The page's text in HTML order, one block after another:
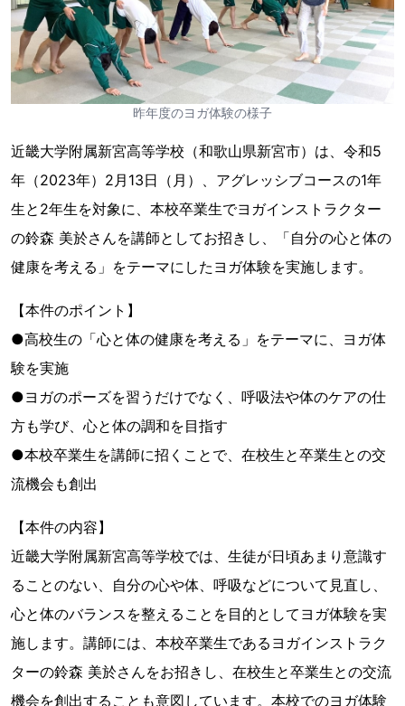
昨年度のヨガ体験の様子
近畿大学附属新宮高等学校（和歌山県新宮市）は、令和5
年（2023年）2月13日（月）、アグレッシブコースの1年
生と2年生を対象に、本校卒業生でヨガインストラクター
の鈴森 美於さんを講師としてお招きし、「自分の心と体の
健康を考える」をテーマにしたヨガ体験を実施します。
【本件のポイント】
●高校生の「心と体の健康を考える」をテーマに、ヨガ体
験を実施
●ヨガのポーズを習うだけでなく、呼吸法や体のケアの仕
方も学び、心と体の調和を目指す
●本校卒業生を講師に招くことで、在校生と卒業生との交
流機会も創出
【本件の内容】
近畿大学附属新宮高等学校では、生徒が日頃あまり意識す
ることのない、自分の心や体、呼吸などについて見直し、
心と体のバランスを整えることを目的としてヨガ体験を実
施します。講師には、本校卒業生であるヨガインストラク
ターの鈴森 美於さんをお招きし、在校生と卒業生との交流
機会を創出することも意図しています。本校でのヨガ体験